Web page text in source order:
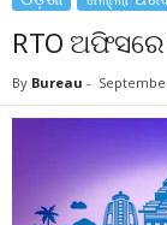
RTO
By Bureau -